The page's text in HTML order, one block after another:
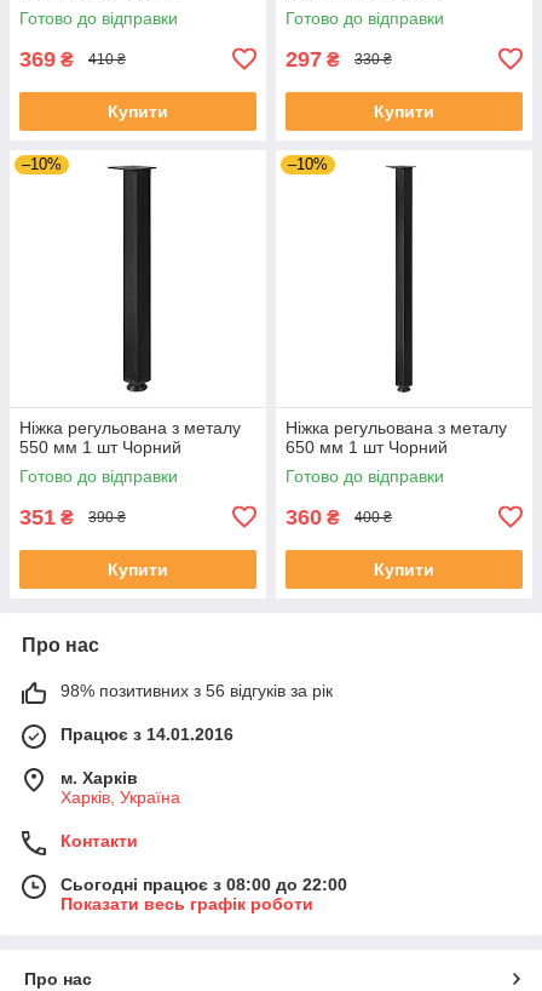
Готово до відправки
369 ₴ 410 ₴
Купити
Готово до відправки
297 ₴ 330 ₴
Купити
–10%
Ніжка регульована з металу
550 мм 1 шт Чорний
Готово до відправки
351 ₴ 390 ₴
Купити
–10%
Ніжка регульована з металу
650 мм 1 шт Чорний
Готово до відправки
360 ₴ 400 ₴
Купити
Про нас
98% позитивних з 56 відгуків за рік
Працює з 14.01.2016
м. Харків
Харків, Україна
Контакти
Сьогодні працює з 08:00 до 22:00
Показати весь графік роботи
Про нас